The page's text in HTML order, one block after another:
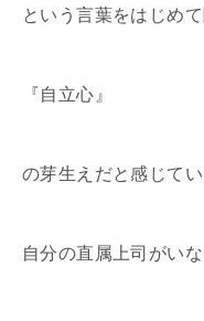
という言葉をはじめ
『自立心』
の芽生えだと感じてい
自分の直属上司がい